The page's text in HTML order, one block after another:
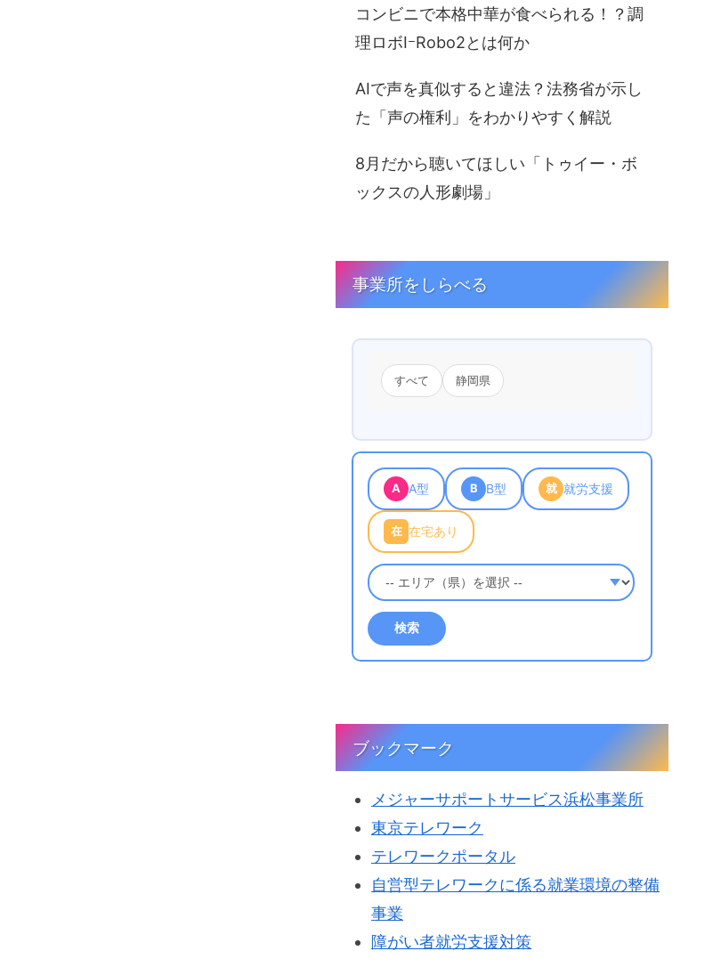
コンビニで本格中華が食べられる！？調
理ロボIｰRobo2とは何か
AIで声を真似すると違法？法務省が示し
た「声の権利」をわかりやすく解説
8月だから聴いてほしい「トゥイー・ボ
ックスの人形劇場」
事業所をしらべる
すべて 静岡県
A A型 B B型 就 就労支援
在 在宅あり
検索
ブックマーク
メジャーサポートサービス浜松事業所
東京テレワーク
テレワークポータル
自営型テレワークに係る就業環境の整備
事業
障がい者就労支援対策